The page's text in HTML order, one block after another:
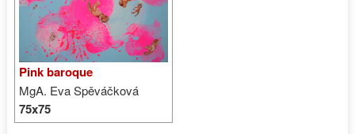
Pink baroque
MgA. Eva Spěváčková
75x75